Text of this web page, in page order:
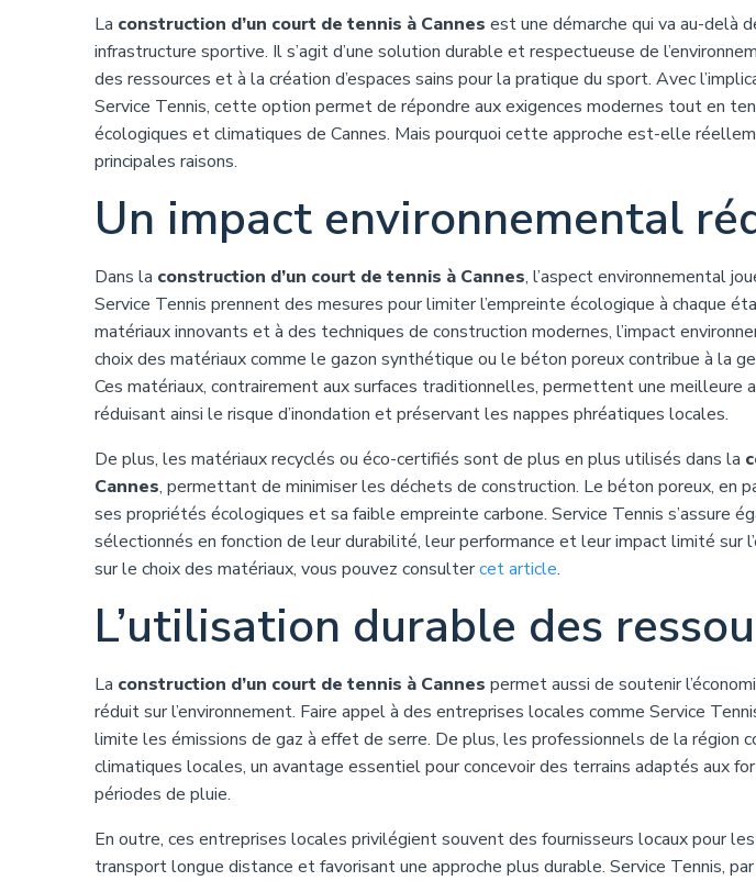
La construction d’un court de tennis à Cannes est une démarche qui va au-delà
infrastructure sportive. Il s’agit d’une solution durable et respectueuse de
des ressources et à la création d’espaces sains pour la pratique du sport. Avec
Service Tennis, cette option permet de répondre aux exigences modernes tout en
écologiques et climatiques de Cannes. Mais pourquoi cette approche est-elle
principales raisons.
Un impact environnemental
Dans la construction d’un court de tennis à Cannes, l’aspect environnemental
Service Tennis prennent des mesures pour limiter l’empreinte écologique à chaque
matériaux innovants et à des techniques de construction modernes, l’impact
choix des matériaux comme le gazon synthétique ou le béton poreux contribue à la
Ces matériaux, contrairement aux surfaces traditionnelles, permettent une meilleure
réduisant ainsi le risque d’inondation et préservant les nappes phréatiques locales.
De plus, les matériaux recyclés ou éco-certifiés sont de plus en plus utilisés dans la
Cannes, permettant de minimiser les déchets de construction. Le béton poreux, en
ses propriétés écologiques et sa faible empreinte carbone. Service Tennis s’assure
sélectionnés en fonction de leur durabilité, leur performance et leur impact limité sur
sur le choix des matériaux, vous pouvez consultercet article.
L’utilisation durable des
La construction d’un court de tennis à Cannes permet aussi de soutenir
réduit sur l’environnement. Faire appel à des entreprises locales comme Service
limite les émissions de gaz à effet de serre. De plus, les professionnels de la région
climatiques locales, un avantage essentiel pour concevoir des terrains adaptés aux
périodes de pluie.
En outre, ces entreprises locales privilégient souvent des fournisseurs locaux pour
transport longue distance et favorisant une approche plus durable. Service Tennis,